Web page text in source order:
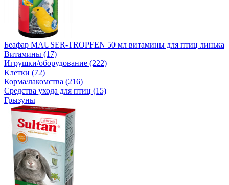
Беафар MAUSER-TROPFEN 50 мл витамины для птиц линька
Витамины (17)
Игрушки/оборудование (222)
Клетки (72)
Корма/лакомства (216)
Средства ухода для птиц (15)
Грызуны